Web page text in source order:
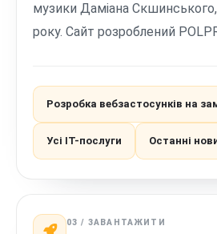
музики Даміана
року. Сайт розроблений
Розробка вебзастосунків на
Усі ІТ-послуги Останні
03 / ЗАВАНТАЖИТИ